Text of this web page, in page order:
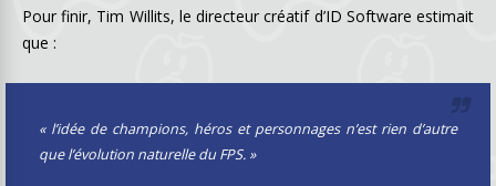
Pour finir, Tim Willits, le directeur créatif d’ID Software estimait
que :
« l’idée de champions, héros et personnages n’est rien d’autre
que l’évolution naturelle du FPS. »